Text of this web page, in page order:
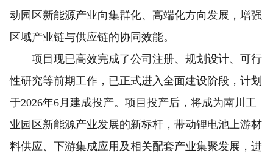
动园区新能源产业向集群化、高端化方向发展，增强
区域产业链与供应链的协同效能。
项目现已高效完成了公司注册、规划设计、可行
性研究等前期工作，已正式进入全面建设阶段，计划
于2026年6月建成投产。项目投产后，将成为南川工
业园区新能源产业发展的新标杆，带动锂电池上游材
料供应、下游集成应用及相关配套产业集聚发展，进